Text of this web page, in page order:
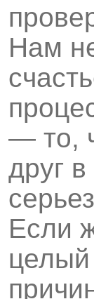
Нам
— то,
друг
Если